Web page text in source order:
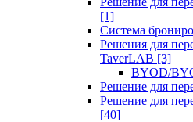
[1]
Система
Решения для
TaverLAB [3]
BYOD/
Решение для
Решение для
[40]